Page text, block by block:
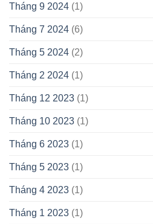
Tháng 9 2024 (1)
Tháng 7 2024 (6)
Tháng 5 2024 (2)
Tháng 2 2024 (1)
Tháng 12 2023 (1)
Tháng 10 2023 (1)
Tháng 6 2023 (1)
Tháng 5 2023 (1)
Tháng 4 2023 (1)
Tháng 1 2023 (1)